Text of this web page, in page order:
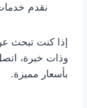
نقدم
إذا كنت تبحث
وذات خبرة،
بأسعار مميزة.